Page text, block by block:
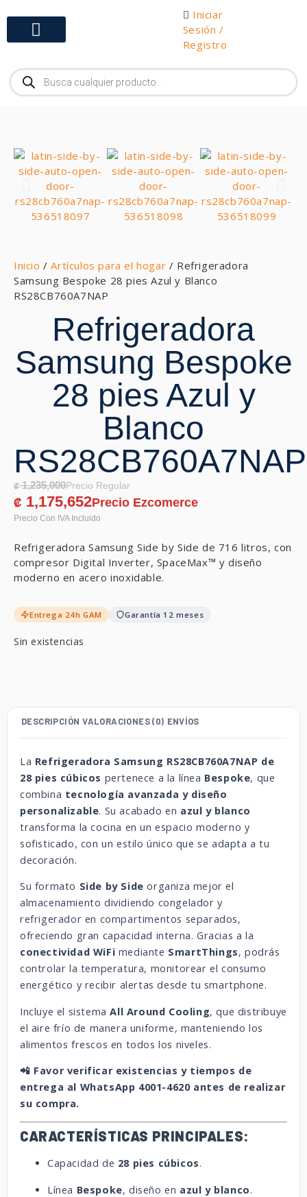
Iniciar
Sesión /
Registro
Inicio /Artículos para el hogar / Refrigeradora
Samsung Bespoke 28 pies Azul y Blanco
RS28CB760A7NAP
Refrigeradora
Samsung Bespoke
28 pies Azul y
Blanco
RS28CB760A7NAP
₡1,235,000
₡ 1,175,652
Refrigeradora Samsung Side by Side de 716 litros, con
compresor Digital Inverter, SpaceMax™ y diseño
moderno en acero inoxidable.
Entrega 24h GAM Garantía 12 meses
Sin existencias
DESCRIPCIÓN VALORACIONES (0) ENVÍOS
La Refrigeradora Samsung RS28CB760A7NAP de
28 pies cúbicos pertenece a la línea Bespoke, que
combina tecnología avanzada y diseño
personalizable. Su acabado en azul y blanco
transforma la cocina en un espacio moderno y
sofisticado, con un estilo único que se adapta a tu
decoración.
Su formato Side by Side organiza mejor el
almacenamiento dividiendo congelador y
refrigerador en compartimentos separados,
ofreciendo gran capacidad interna. Gracias a la
conectividad WiFi mediante SmartThings, podrás
controlar la temperatura, monitorear el consumo
energético y recibir alertas desde tu smartphone.
Incluye el sistemaAll Around Cooling, que distribuye
el aire frío de manera uniforme, manteniendo los
alimentos frescos en todos los niveles.
📲 Favor verificar existencias y tiempos de
entrega al WhatsApp 4001-4620 antes de realizar
su compra.
CARACTERÍSTICAS PRINCIPALES:
Capacidad de 28 pies cúbicos.
Línea Bespoke, diseño en azul y blanco.